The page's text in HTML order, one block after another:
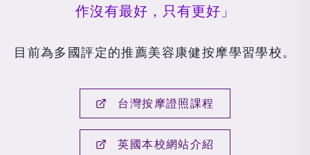
作沒有最好，只有更好」
目前為多國評定的推薦美容康健按摩學習學校。
台灣按摩證照課程
英國本校網站介紹